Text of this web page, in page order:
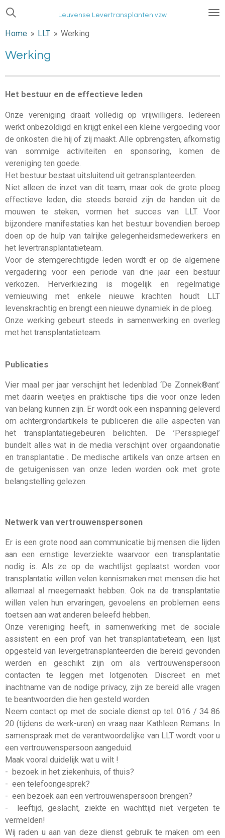
Ga
naar
hoofdinhoud
Leuvense Levertransplanten vzw
Home » LLT » Werking
Werking
Het bestuur en de effectieve leden
Onze vereniging draait volledig op vrijwilligers. Iedereen
werkt onbezoldigd en krijgt enkel een kleine vergoeding voor
de onkosten die hij of zij maakt. Alle opbrengsten, afkomstig
van sommige activiteiten en sponsoring, komen de
vereniging ten goede.
Het bestuur bestaat uitsluitend uit getransplanteerden.
Niet alleen de inzet van dit team, maar ook de grote ploeg
effectieve leden, die steeds bereid zijn de handen uit de
mouwen te steken, vormen het succes van LLT. Voor
bijzondere manifestaties kan het bestuur bovendien beroep
doen op de hulp van talrijke gelegenheidsmedewerkers en
het levertransplantatieteam.
Voor de stemgerechtigde leden wordt er op de algemene
vergadering voor een periode van drie jaar een bestuur
verkozen. Herverkiezing is mogelijk en regelmatige
vernieuwing met enkele nieuwe krachten houdt LLT
levenskrachtig en brengt een nieuwe dynamiek in de ploeg.
Onze werking gebeurt steeds in samenwerking en overleg
met het transplantatieteam.
Publicaties
Vier maal per jaar verschijnt het ledenblad ‘De Zonnek®ant’
met daarin weetjes en praktische tips die voor onze leden
van belang kunnen zijn. Er wordt ook een inspanning geleverd
om achtergrondartikels te publiceren die alle aspecten van
het transplantatiegebeuren belichten. De ’Persspiegel’
bundelt alles wat in de media verschijnt over orgaandonatie
en transplantatie . De medische artikels van onze artsen en
de getuigenissen van onze leden worden ook met grote
belangstelling gelezen.
Netwerk van vertrouwenspersonen
Er is een grote nood aan communicatie bij mensen die lijden
aan een ernstige leverziekte waarvoor een transplantatie
nodig is. Als ze op de wachtlijst geplaatst worden voor
transplantatie willen velen kennismaken met mensen die het
allemaal al meegemaakt hebben. Ook na de transplantatie
willen velen hun ervaringen, gevoelens en problemen eens
toetsen aan wat anderen beleefd hebben.
Onze vereniging heeft, in samenwerking met de sociale
assistent en een prof van het transplantatieteam, een lijst
opgesteld van levergetransplanteerden die bereid gevonden
werden en geschikt zijn om als vertrouwenspersoon
contacten te leggen met lotgenoten. Discreet en met
inachtname van de nodige privacy, zijn ze bereid alle vragen
te beantwoorden die hen gesteld worden.
Neem contact op met de sociale dienst op tel. 016 / 34 86
20 (tijdens de werk-uren) en vraag naar Kathleen Remans. In
samenspraak met de verantwoordelijke van LLT wordt voor u
een vertrouwenspersoon aangeduid.
Maak vooral duidelijk wat u wilt !
- bezoek in het ziekenhuis, of thuis?
- een telefoongesprek?
- een bezoek aan een vertrouwenspersoon brengen?
- leeftijd, geslacht, ziekte en wachttijd niet vergeten te
vermelden!
Wij raden u aan van deze dienst gebruik te maken om een